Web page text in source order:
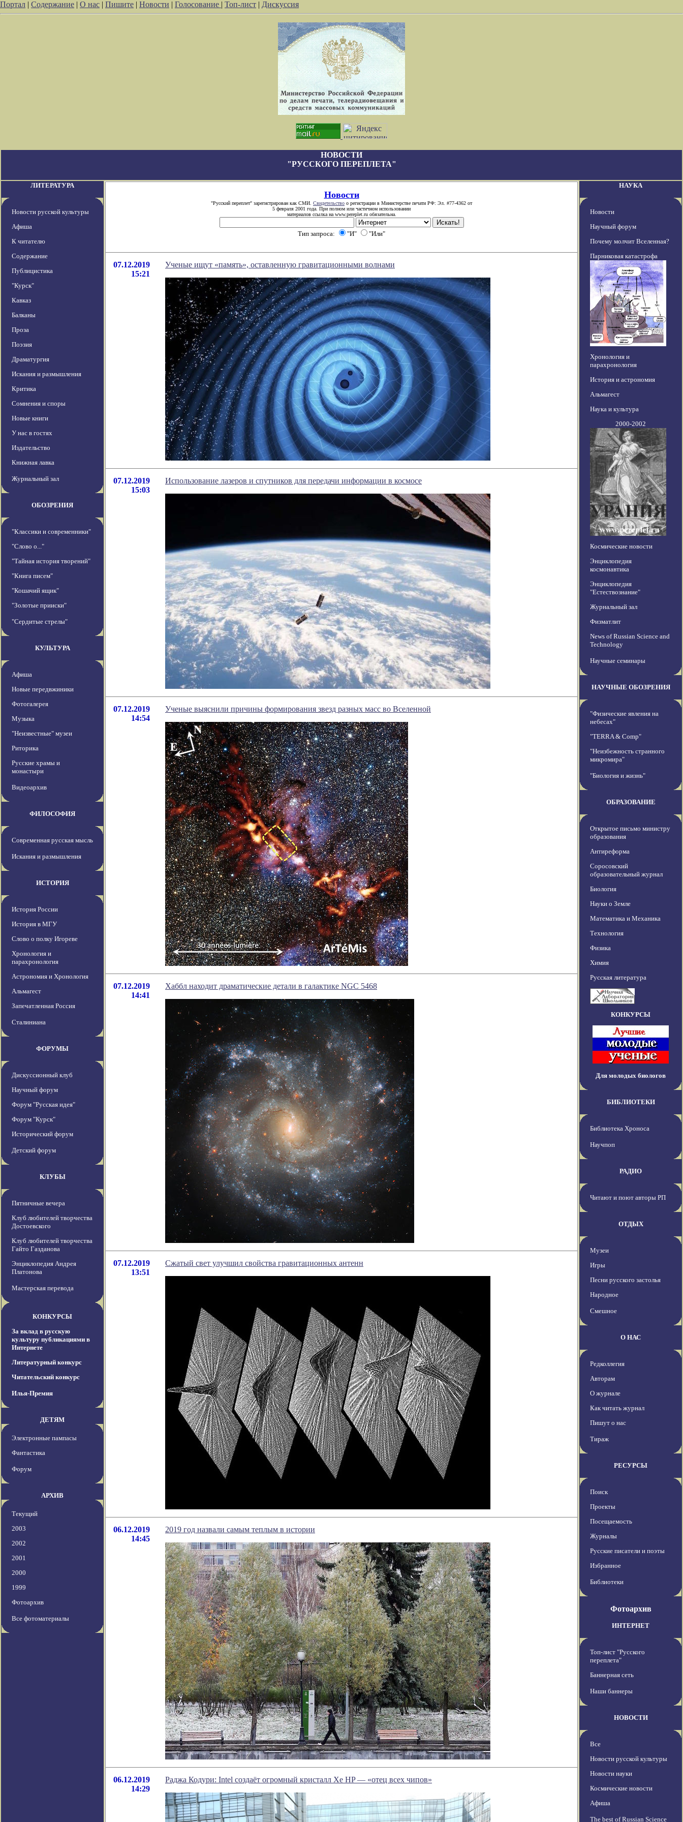
Портал | Содержание | О нас | Пишите | Новости | Голосование | Топ-лист | Дискуссия
НОВОСТИ
"РУССКОГО ПЕРЕПЛЕТА"
ЛИТЕРАТУРА
Новости русской культуры
Афиша
К читателю
Содержание
Публицистика
"Курск"
Кавказ
Балканы
Проза
Поэзия
Драматургия
Искания и размышления
Критика
Сомнения и споры
Новые книги
У нас в гостях
Издательство
Книжная лавка
Журнальный зал
ОБОЗРЕНИЯ
"Классики и современники"
"Слово о..."
"Тайная история творений"
"Книга писем"
"Кошачий ящик"
"Золотые прииски"
"Сердитые стрелы"
КУЛЬТУРА
Афиша
Новые передвжиники
Фотогалерея
Музыка
"Неизвестные" музеи
Риторика
Русские храмы и
монастыри
Видеоархив
ФИЛОСОФИЯ
Современная русская мысль
Искания и размышления
ИСТОРИЯ
История России
История в МГУ
Слово о полку Игореве
Хронология и
парахронология
Астрономия и Хронология
Альмагест
Запечатленная Россия
Сталиниана
ФОРУМЫ
Дискуссионный клуб
Научный форум
Форум "Русская идея"
Форум "Курск"
Исторический форум
Детский форум
КЛУБЫ
Пятничные вечера
Клуб любителей творчества
Достоевского
Клуб любителей творчества
Гайто Газданова
Энциклопедия Андрея
Платонова
Мастерская перевода
КОНКУРСЫ
За вклад в русскую
культуру публикациями в
Интернете
Литературный конкурс
Читательский конкурс
Илья-Премия
ДЕТЯМ
Электронные пампасы
Фантастика
Форум
АРХИВ
Текущий
2003
2002
2001
2000
1999
Фотоархив
Все фотоматериалы
Новости
"Русский переплет" зарегистрирован как СМИ. Свидетельство о регистрации в Министерстве печати РФ: Эл. #77-4362 от
5 февраля 2001 года. При полном или частичном использовании
материалов ссылка на www.pereplet.ru обязательна.
Тип запроса: "И" "Или"
07.12.2019
15:21
Ученые ищут «память», оставленную гравитационными волнами
07.12.2019
15:03
Использование лазеров и спутников для передачи информации в космосе
07.12.2019
14:54
Ученые выяснили причины формирования звезд разных масс во Вселенной
07.12.2019
14:41
Хаббл находит драматические детали в галактике NGC 5468
07.12.2019
13:51
Сжатый свет улучшил свойства гравитационных антенн
06.12.2019
14:45
2019 год назвали самым теплым в истории
06.12.2019
14:29
Раджа Кодури: Intel создаёт огромный кристалл Xe HP — «отец всех чипов»
НАУКА
Новости
Научный форум
Почему молчит Вселенная?
Парниковая катастрофа
Хронология и
парахронология
История и астрономия
Альмагест
Наука и культура
2000-2002
Космические новости
Энциклопедия
космонавтика
Энциклопедия
"Естествознание"
Журнальный зал
Физматлит
News of Russian Science and
Technology
Научные семинары
НАУЧНЫЕ ОБОЗРЕНИЯ
"Физические явления на
небесах"
"TERRA & Comp"
"Неизбежность странного
микромира"
"Биология и жизнь"
ОБРАЗОВАНИЕ
Открытое письмо министру
образования
Антиреформа
Соросовский
образовательный журнал
Биология
Науки о Земле
Математика и Механика
Технология
Физика
Химия
Русская литература
КОНКУРСЫ
Для молодых биологов
БИБЛИОТЕКИ
Библиотека Хроноса
Научпоп
РАДИО
Читают и поют авторы РП
ОТДЫХ
Музеи
Игры
Песни русского застолья
Народное
Смешное
О НАС
Редколлегия
Авторам
О журнале
Как читать журнал
Пишут о нас
Тираж
РЕСУРСЫ
Поиск
Проекты
Посещаемость
Журналы
Русские писатели и поэты
Избранное
Библиотеки
Фотоархив
ИНТЕРНЕТ
Топ-лист "Русского
переплета"
Баннерная сеть
Наши баннеры
НОВОСТИ
Все
Новости русской культуры
Новости науки
Космические новости
Афиша
The best of Russian Science